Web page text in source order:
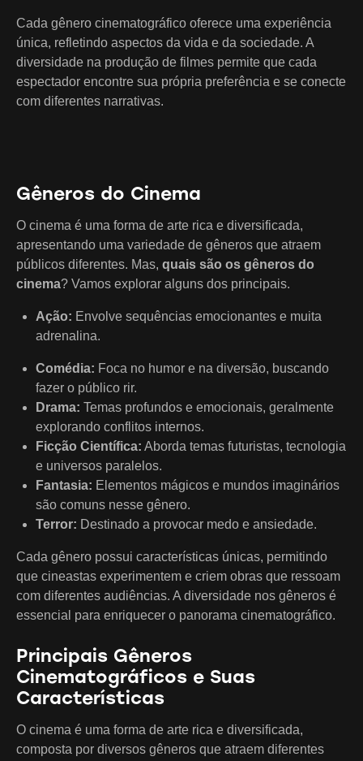
Cada gênero cinematográfico oferece uma experiência
única, refletindo aspectos da vida e da sociedade. A
diversidade na produção de filmes permite que cada
espectador encontre sua própria preferência e se conecte
com diferentes narrativas.
Gêneros do Cinema
O cinema é uma forma de arte rica e diversificada,
apresentando uma variedade de gêneros que atraem
públicos diferentes. Mas, quais são os gêneros do
cinema? Vamos explorar alguns dos principais.
Ação: Envolve sequências emocionantes e muita
adrenalina.
Comédia: Foca no humor e na diversão, buscando
fazer o público rir.
Drama: Temas profundos e emocionais, geralmente
explorando conflitos internos.
Ficção Científica: Aborda temas futuristas, tecnologia
e universos paralelos.
Fantasia: Elementos mágicos e mundos imaginários
são comuns nesse gênero.
Terror: Destinado a provocar medo e ansiedade.
Cada gênero possui características únicas, permitindo
que cineastas experimentem e criem obras que ressoam
com diferentes audiências. A diversidade nos gêneros é
essencial para enriquecer o panorama cinematográfico.
Principais Gêneros
Cinematográficos e Suas
Características
O cinema é uma forma de arte rica e diversificada,
composta por diversos gêneros que atraem diferentes